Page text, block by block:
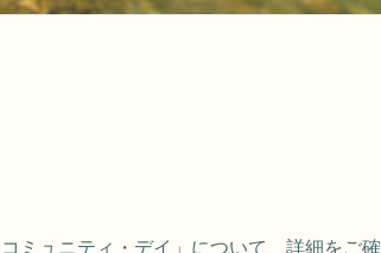
ミュニティ・デイ」について、詳細をご確